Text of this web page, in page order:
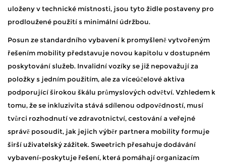
uloženy v technické místnosti, jsou tyto židle postaveny pro
prodloužené použití s minimální údržbou.
Posun ze standardního vybavení k promyšleně vytvořeným
řešením mobility představuje novou kapitolu v dostupném
poskytování služeb. Invalidní vozíky se již nepovažují za
položky s jedním použitím, ale za víceúčelové aktiva
podporující širokou škálu průmyslových odvětví. Vzhledem k
tomu, že se inkluzivita stává sdílenou odpovědností, musí
tvůrci rozhodnutí ve zdravotnictví, cestování a veřejné
správě posoudit, jak jejich výběr partnera mobility formuje
širší uživatelský zážitek. Sweetrich přesahuje dodávání
vybavení-poskytuje řešení, která pomáhají organizacím